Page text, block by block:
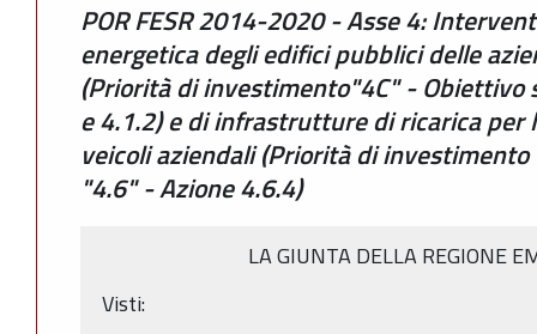
POR FESR 2014-2020 - Asse 4:
energetica degli edifici pubblici delle
(Priorità di investimento"4C" - Obiettivo
e 4.1.2) e di infrastrutture di ricarica
veicoli aziendali (Priorità di
"4.6" - Azione 4.6.4)
LA GIUNTA DELLA REGIONE
Visti: